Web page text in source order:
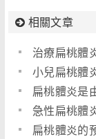
相關文章
治療扁桃體
小兒扁桃體
扁桃體炎是
急性扁桃體
扁桃體炎的